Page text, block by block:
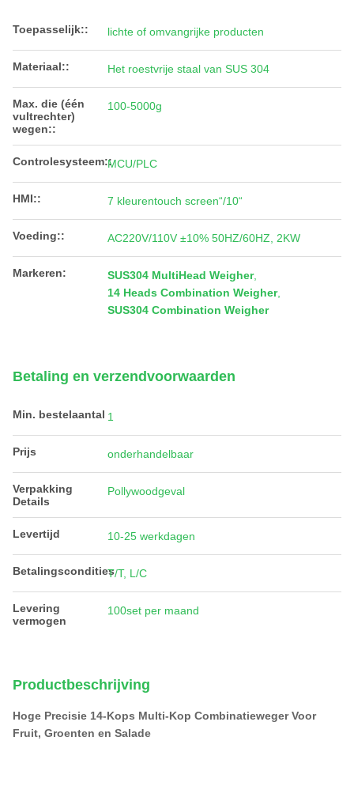
Toepasselijk:: lichte of omvangrijke producten
Materiaal:: Het roestvrije staal van SUS 304
Max. die (één
vultrechter)
wegen::
100-5000g
Controlesysteem::MCU/PLC
HMI:: 7 kleurentouch screen“/10“
Voeding:: AC220V/110V ±10% 50HZ/60HZ, 2KW
Markeren: SUS304 MultiHead Weigher,
14 Heads Combination Weigher,
SUS304 Combination Weigher
Betaling en verzendvoorwaarden
Min. bestelaantal 1
Prijs onderhandelbaar
Verpakking
Details
Pollywoodgeval
Levertijd 10-25 werkdagen
BetalingsconditiesT/T, L/C
Levering
vermogen
100set per maand
Productbeschrijving
Hoge Precisie 14-Kops Multi-Kop Combinatieweger Voor
Fruit, Groenten en Salade